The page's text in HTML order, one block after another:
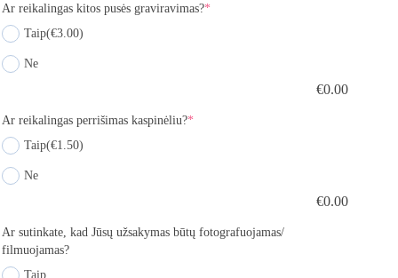
Ar reikalingas kitos pusės graviravimas?*
Taip(€3.00)
Ne
€0.00
Ar reikalingas perrišimas kaspinėliu?*
Taip(€1.50)
Ne
€0.00
Ar sutinkate, kad Jūsų užsakymas būtų fotografuojamas/
filmuojamas?
Taip